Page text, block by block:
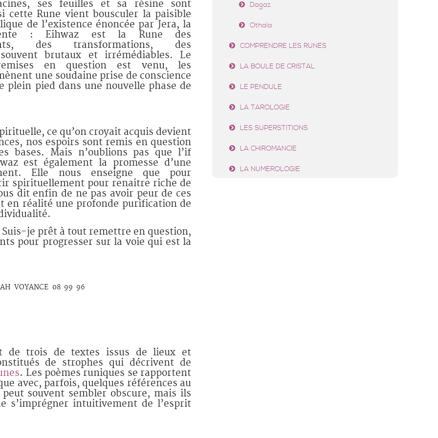
ses feuilles et sa résine sont
cette Rune vient bousculer la paisible
de l’existence énoncée par Jera, la
: Eihwaz est la Rune des
des transformations, des
brutaux et irrémédiables. Le
en question est venu, les
une soudaine prise de conscience
plein pied dans une nouvelle phase de
ce qu’on croyait acquis devient
nos espoirs sont remis en question
Mais n’oublions pas que l’if
est également la promesse d’une
Elle nous enseigne que pour
spirituellement pour renaitre riche de
dit enfin de ne pas avoir peur de ces
en réalité une profonde purification de
Suis-je prêt à tout remettre en question,
pour progresser sur la voie qui est la
de trois de textes issus de lieux et
de strophes qui décrivent de
. Les poèmes runiques se rapportent
avec, parfois, quelques références au
souvent sembler obscure, mais ils
s’imprégner intuitivement de l’esprit
Dagaz
Othala
COMPRENDRE LES RUNES
LA BOULE DE CRISTAL
LE PENDULE
LA TAROLOGIE
LES SUPERSTITIONS
LA CHIROMANCIE
LA NUMEROLOGIE